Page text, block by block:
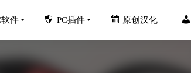
软件 PC插件 原创汉化